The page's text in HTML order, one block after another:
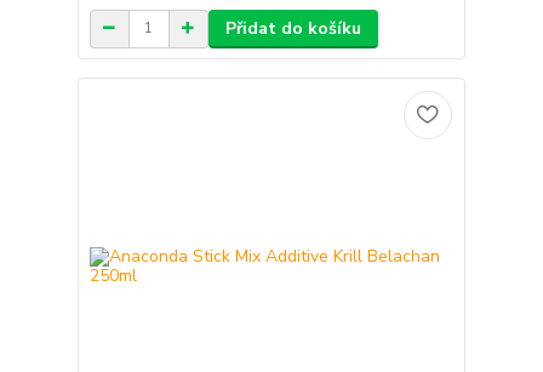
Přidat do košíku